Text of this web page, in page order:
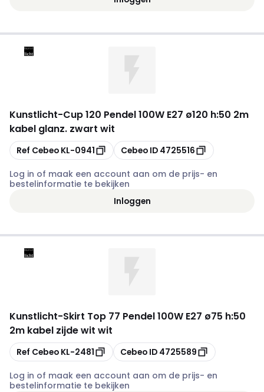
Kunstlicht-Cup 120 Pendel 100W E27 ø120 h:50 2m
kabel glanz. zwart wit
Kopiëren
Ref Cebeo KL-0941 Kopiëren
Cebeo ID 4725516
Log in of maak een account aan om de prijs- en
bestelinformatie te bekijken
Inloggen
Kunstlicht-Skirt Top 77 Pendel 100W E27 ø75 h:50
2m kabel zijde wit wit
Kopiëren
Ref Cebeo KL-2481 Kopiëren
Cebeo ID 4725589
Log in of maak een account aan om de prijs- en
bestelinformatie te bekijken